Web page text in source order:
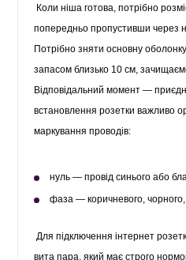
Коли ніша готова, потрібно
попередньо пропустивши через
Потрібно зняти основну
запасом близько 10 см,
Відповідальний момент —
встановлення розетки важливо
маркування проводів:
нуль — провід синього або
фаза — коричневого, чорного,
Для підключення інтернет
вита пара, який має строго